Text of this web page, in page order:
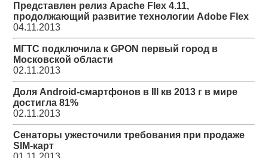
Представлен релиз Apache Flex 4.11,
продолжающий развитие технологии Adobe Flex
04.11.2013
МГТС подключила к GPON первый город в
Московской области
02.11.2013
Доля Android-смартфонов в III кв 2013 г в мире
достигла 81%
02.11.2013
Сенаторы ужесточили требования при продаже
SIM-карт